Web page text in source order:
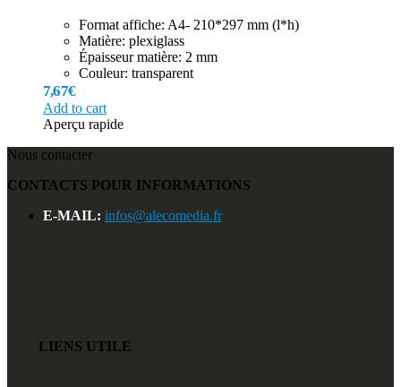
Format affiche: A4- 210*297 mm (l*h)
Matière: plexiglass
Épaisseur matière: 2 mm
Couleur: transparent
7,67€
Add to cart
Aperçu rapide
Nous contacter
CONTACTS POUR INFORMATIONS
E-MAIL: infos@alecomedia.fr
LIENS UTILE